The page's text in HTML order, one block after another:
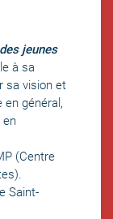
jeunes
à sa
sa vision et
en général,
en
(Centre
Saint-